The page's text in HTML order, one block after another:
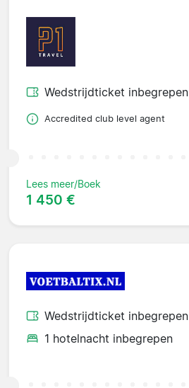
Wedstrijdticket inbegrepen
Accredited club level agent
Lees meer/Boek
1 450 €
Wedstrijdticket inbegrepen
1 hotelnacht inbegrepen